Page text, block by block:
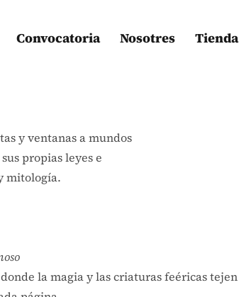
Convocatoria Nosotres Tienda
y ventanas a mundos
propias leyes e
mitología.
la magia y las criaturas feéricas tejen